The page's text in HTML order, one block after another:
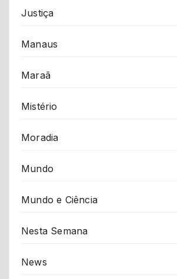
Justiça
Manaus
Maraã
Mistério
Moradia
Mundo
Mundo e Ciência
Nesta Semana
News